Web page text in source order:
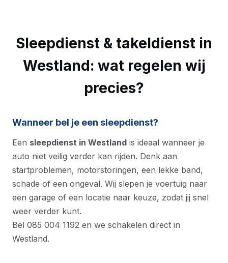
Sleepdienst & takeldienst in
Westland: wat regelen wij
precies?
Wanneer bel je een sleepdienst?
Een sleepdienst in Westland is ideaal wanneer je
auto niet veilig verder kan rijden. Denk aan
startproblemen, motorstoringen, een lekke band,
schade of een ongeval. Wij slepen je voertuig naar
een garage of een locatie naar keuze, zodat jij snel
weer verder kunt.
Bel 085 004 1192 en we schakelen direct in
Westland.